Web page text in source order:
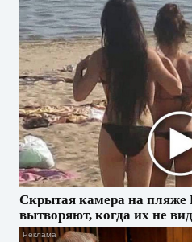
Скрытая камера на
вытворяют, когда их не